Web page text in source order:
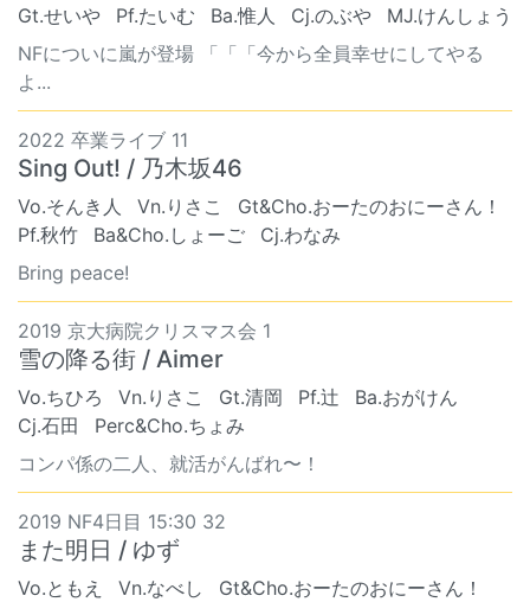
Gt.せいや
Pf.たいむ Ba.惟人 Cj.のぶや
MJ.けんしょう
NFについに嵐が登場 「「「今から全員幸せにしてやる
よ...
2022 卒業ライブ 11
Sing Out! / 乃木坂46
Vo.そんき人 Vn.りさこ
Gt&Cho.おーたのおにーさん！
Pf.秋竹
Ba&Cho.しょーご
Cj.わなみ
Bring peace!
2019 京大病院クリスマス会 1
雪の降る街 / Aimer
Vo.ちひろ Vn.りさこ Gt.清岡 Pf.辻
Ba.おがけん
Cj.石田
Perc&Cho.ちょみ
コンパ係の二人、就活がんばれ〜！
2019 NF4日目 15:30 32
また明日 / ゆず
Vo.ともえ Vn.なべし
Gt&Cho.おーたのおにーさん！